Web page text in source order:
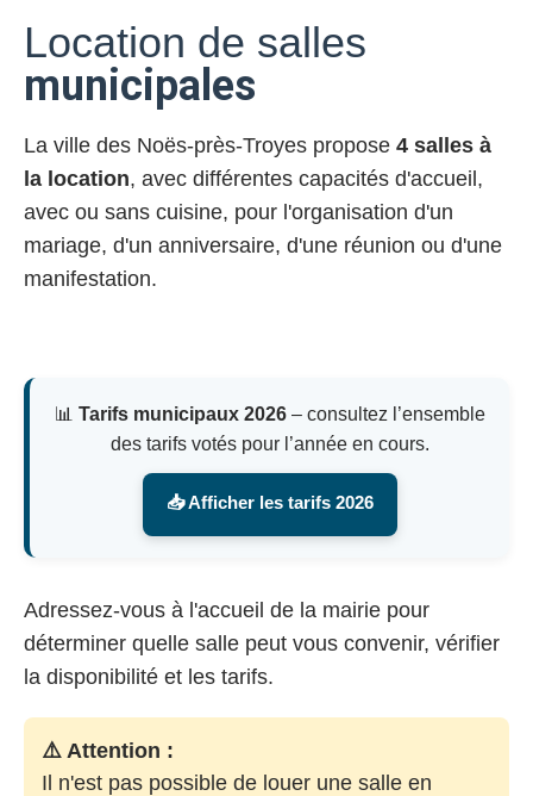
Location de salles
municipales
La ville des Noës-près-Troyes propose 4 salles à
la location, avec différentes capacités d'accueil,
avec ou sans cuisine, pour l'organisation d'un
mariage, d'un anniversaire, d'une réunion ou d'une
manifestation.
📊 Tarifs municipaux 2026– consultez l’ensemble
des tarifs votés pour l’année en cours.
📥 Afficher les tarifs 2026
Adressez-vous à l'accueil de la mairie pour
déterminer quelle salle peut vous convenir, vérifier
la disponibilité et les tarifs.
⚠️ Attention :
Il n'est pas possible de louer une salle en